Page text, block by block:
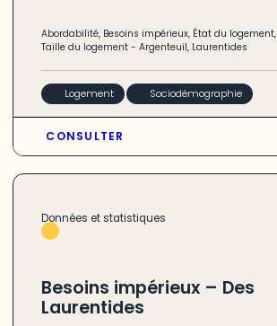
Abordabilité, Besoins impérieux, État du logement,
Taille du logement- Argenteuil, Laurentides
Logement Sociodémographie
CONSULTER
Données et statistiques
Besoins impérieux – Des
Laurentides